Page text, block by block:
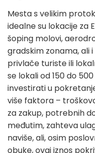
Mesta s velikim
idealne su lokacije za
šoping molovi,
gradskim zonama, ali
privlače turiste ili
se lokali od 150 do
investirati u
više faktora –
za zakup, potrebnih
međutim, zahteva
naviše, ali, osim
obuke, ovaj iznos